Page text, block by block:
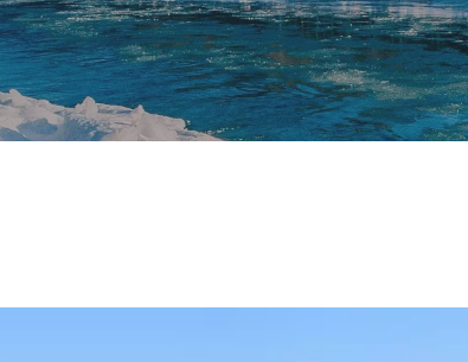
Объекты природы
Объекты истории и культуры
Объекты развлечений
Топ туристических мест
Аудиогид
Мой